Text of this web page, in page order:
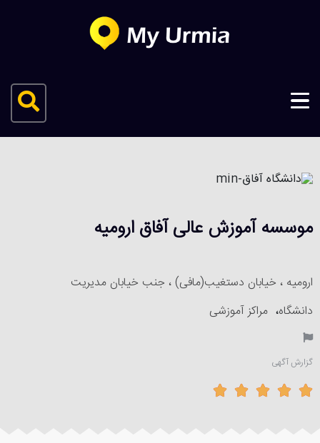
موسسه آموزش عالی آفاق ارومیه
ارومیه ، خیابان دستغیب(مافی) ، جنب خیابان مدیریت
دانشگاه، مراکز آموزشی
گزارش آگهی




